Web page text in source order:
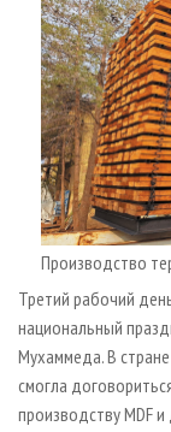
Производство
Третий рабочий
национальный
Мухаммеда. В
смогла
производству MDF